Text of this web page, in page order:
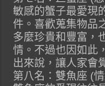
敏感的蟹子最愛現
件。喜歡蒐集物品
多麼珍貴和豐富，
情。不過也因如此
出來說，讓人家會
第八名：雙魚座 (